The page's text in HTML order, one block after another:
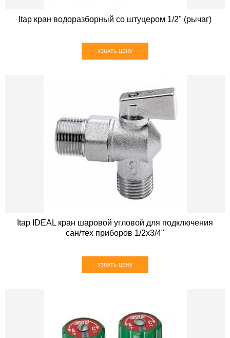
Itap кран водоразборный со штуцером 1/2" (рычаг)
УЗНАТЬ ЦЕНУ
Itap IDEAL кран шаровой угловой для подключения
сан/тех приборов 1/2х3/4"
УЗНАТЬ ЦЕНУ